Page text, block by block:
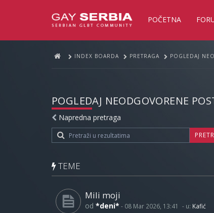
POČETNA
INDEX BOARDA PRETRAGA POGLEDAJ
POGLEDAJ NEODGOVORENE
Napredna pretraga
TEME
Mili moji
od *deni* - 08 Mar 2026, 13:41 - u: Kafić